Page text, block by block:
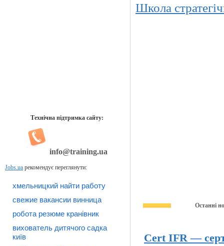
Технічна підтримка сайту:
info@training.ua
Jobs.ua рекомендує переглянути:
хмельницкий найти работу
свежие вакансии винница
робота резюме кранівник
вихователь дитячого садка
київ
Школа
Останні
Cert IFR —